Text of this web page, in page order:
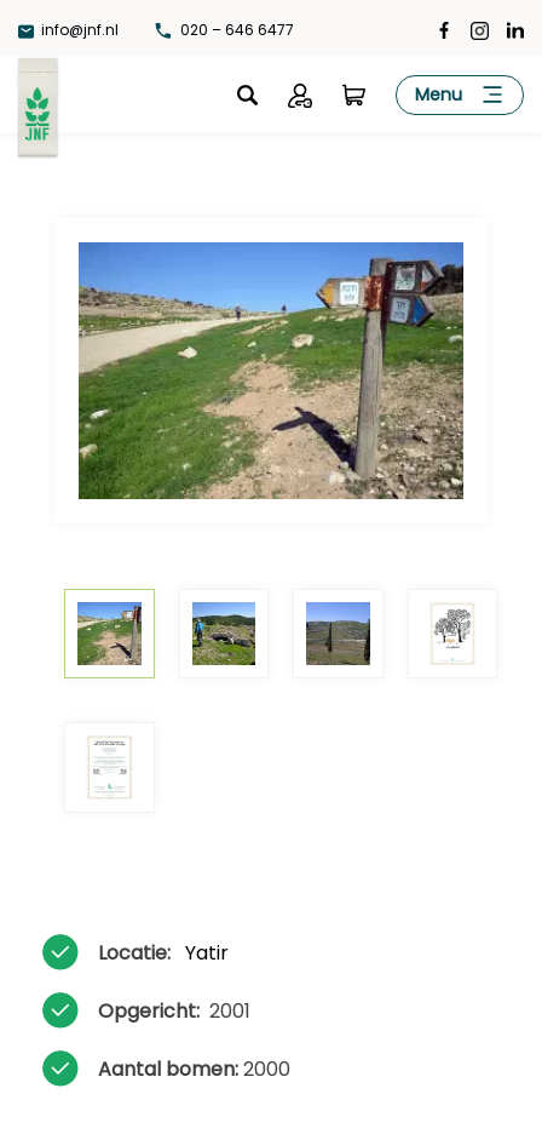
naar
de
inhoud
info@jnf.nl 020 – 646 6477
JNF Menu
Locatie: Yatir
Opgericht: 2001
Aantal bomen:2000